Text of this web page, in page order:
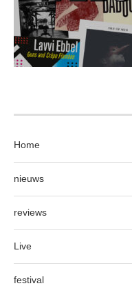
Home
nieuws
reviews
Live
festival